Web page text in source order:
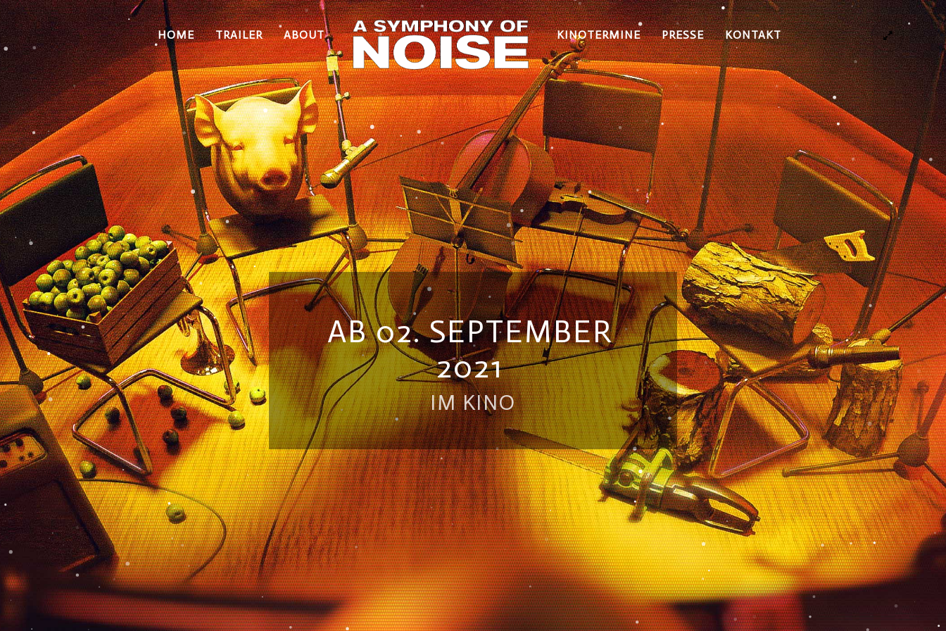
HOME TRAILER ABOUT KINOTERMINE PRESSE KONTAKT
AB 02. SEPTEMBER
2021
IM KINO